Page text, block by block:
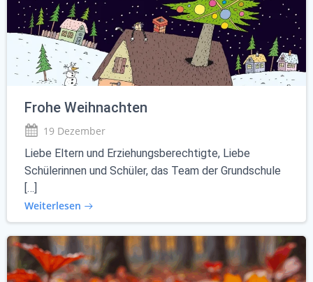
Frohe Weihnachten
19 Dezember
Liebe Eltern und Erziehungsberechtigte, Liebe
Schülerinnen und Schüler, das Team der Grundschule
[…]
Weiterlesen